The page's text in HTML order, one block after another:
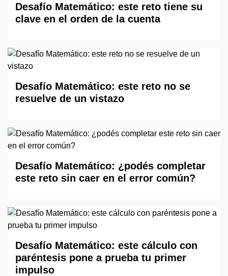
Desafío Matemático: este reto tiene su
clave en el orden de la cuenta
Desafío Matemático: este reto no se
resuelve de un vistazo
Desafío Matemático: ¿podés completar
este reto sin caer en el error común?
Desafío Matemático: este cálculo con
paréntesis pone a prueba tu primer
impulso